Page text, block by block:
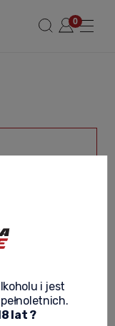
i jest
lat ?